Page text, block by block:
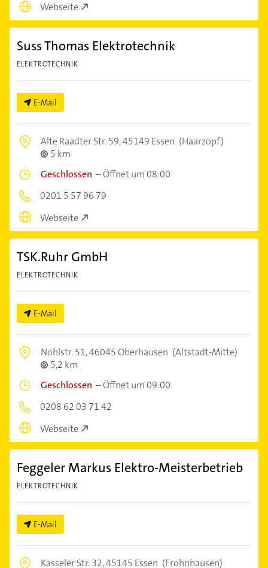
Webseite
Suss Thomas Elektrotechnik
ELEKTROTECHNIK
E-Mail
Alte Raadter Str. 59,45149 Essen (Haarzopf)
5 km
Geschlossen –Öffnet um 08:00
0201 5 57 96 79
Webseite
TSK.Ruhr GmbH
ELEKTROTECHNIK
E-Mail
Nohlstr. 51,46045 Oberhausen (Altstadt-Mitte)
5,2 km
Geschlossen –Öffnet um 09:00
0208 62 03 71 42
Webseite
Feggeler Markus Elektro-Meisterbetrieb
ELEKTROTECHNIK
E-Mail
Kasseler Str. 32,45145 Essen (Frohnhausen)